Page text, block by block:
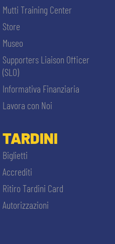
Mutti Training Center
Store
Museo
Supporters Liaison Officer
(SLO)
Informativa Finanziaria
Lavora con Noi
TARDINI
Biglietti
Accrediti
Ritiro Tardini Card
Autorizzazioni